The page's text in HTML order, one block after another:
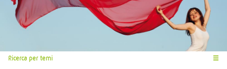
Ricerca per temi ☰